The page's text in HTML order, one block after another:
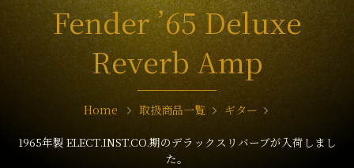
Fender ’65 Deluxe
Reverb Amp
Home 取扱商品一覧 ギター
1965年製 ELECT.INST.CO.期のデラックスリバーブが入荷しまし
た。